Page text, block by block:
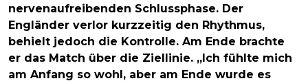
nervenaufreibenden Schlussphase. Der
Engländer verlor kurzzeitig den Rhythmus,
behielt jedoch die Kontrolle. Am Ende brachte
er das Match über die Ziellinie. „Ich fühlte mich
am Anfang so wohl, aber am Ende wurde es